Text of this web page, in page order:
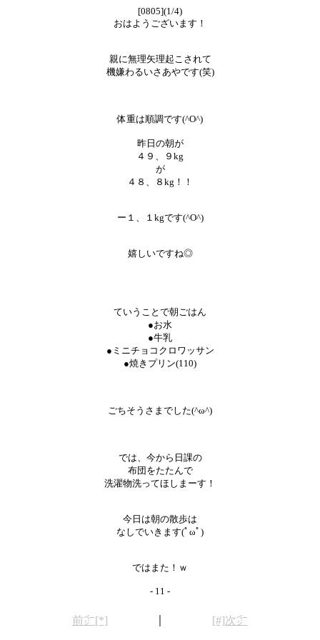
[0805](1/4)
おはようございます！
親に無理矢理起こされて
機嫌わるいさあやです(笑)
体重は順調です(^O^)
昨日の朝が
４９、９kg
が
４８、８kg！！
ー１、１kgです(^O^)
嬉しいですね◎
ていうことで朝ごはん
●お水
●牛乳
●ミニチョコクロワッサン
●焼きプリン(110)
ごちそうさまでした(^ω^)
では、今から日課の
布団をたたんで
洗濯物洗ってほしまーす！
今日は朝の散歩は
なしでいきます(ﾟωﾟ)
ではまた！ｗ
- 11 -
前㌻[*] [#]次㌻